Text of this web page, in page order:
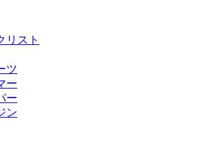
リスト
ツ
ー
ー
ン